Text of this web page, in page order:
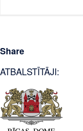
Share
ATBALSTĪTĀJI: